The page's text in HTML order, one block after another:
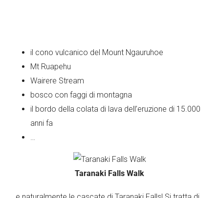
il cono vulcanico del Mount Ngauruhoe
Mt Ruapehu
Wairere Stream
bosco con faggi di montagna
il bordo della colata di lava dell’eruzione di 15.000
anni fa
…
Taranaki Falls Walk